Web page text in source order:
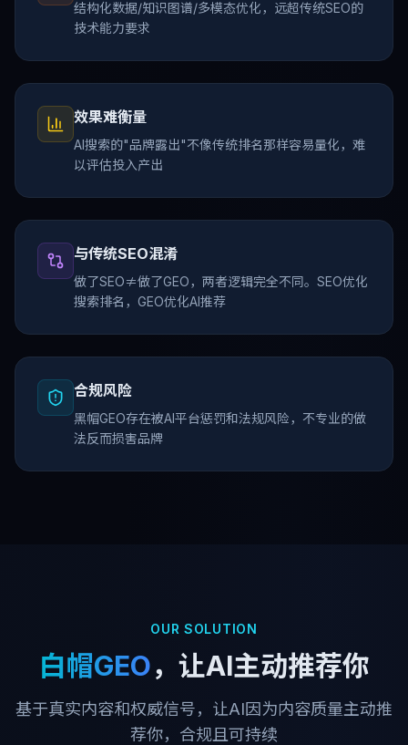
结构化数据/知识图谱/多模态优化，远超传统SEO的
技术能力要求
效果难衡量
AI搜索的"品牌露出"不像传统排名那样容易量化，难
以评估投入产出
与传统SEO混淆
做了SEO≠做了GEO，两者逻辑完全不同。SEO优化
搜索排名，GEO优化AI推荐
合规风险
黑帽GEO存在被AI平台惩罚和法规风险，不专业的做
法反而损害品牌
OUR SOLUTION
白帽GEO，让AI主动推荐你
基于真实内容和权威信号，让AI因为内容质量主动推
荐你，合规且可持续